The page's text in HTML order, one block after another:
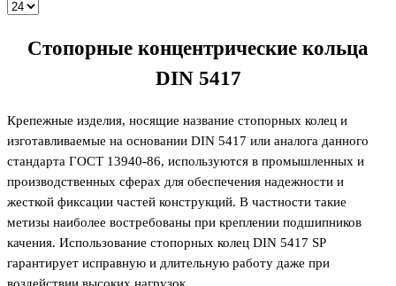
Стопорные концентрические кольца
DIN 5417
Крепежные изделия, носящие название стопорных колец и
изготавливаемые на основании DIN 5417 или аналога данного
стандарта ГОСТ 13940-86, используются в промышленных и
производственных сферах для обеспечения надежности и
жесткой фиксации частей конструкций. В частности такие
метизы наиболее востребованы при креплении подшипников
качения. Использование стопорных колец DIN 5417 SP
гарантирует исправную и длительную работу даже при
воздействии высоких нагрузок.